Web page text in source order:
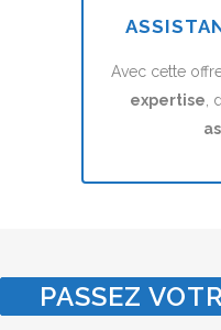
Avec cette
expertise,
PASSEZ